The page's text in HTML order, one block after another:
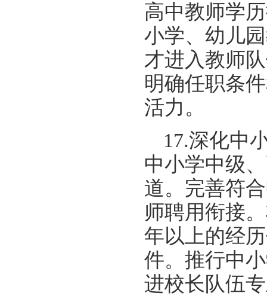
高中教师学
小学、幼儿
才进入教师
明确任职条
活力。
17.深化中
中小学中级
道。完善符
师聘用衔接
年以上的经
件。推行中
进校长队伍